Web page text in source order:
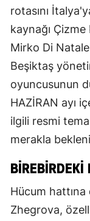
rotasını
kaynağı
Mirko Di
Beşiktaş
oyuncusunun
HAZİRAN ayı
ilgili resmi
merakla
Hücum
Zhegrova,